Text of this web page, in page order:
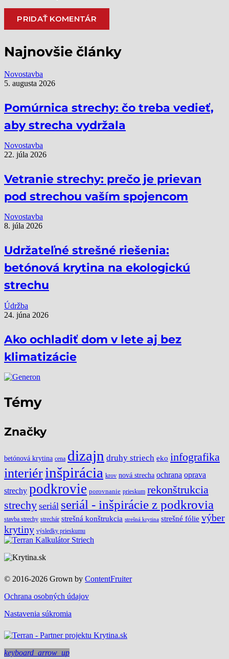
PRIDAŤ KOMENTÁR
Najnovšie články
Novostavba
5. augusta 2026
Pomúrnica strechy: čo treba vedieť,
aby strecha vydržala
Novostavba
22. júla 2026
Vetranie strechy: prečo je prievan
pod strechou vaším spojencom
Novostavba
8. júla 2026
Udržateľné strešné riešenia:
betónová krytina na ekologickú
strechu
Údržba
24. júna 2026
Ako ochladiť dom v lete aj bez
klimatizácie
Témy
Značky
betónová krytina cena dizajn druhy striech eko infografika
interiérinšpirácia krov nová strecha ochrana oprava
strechy podkrovie porovnanie prieskum rekonštrukcia
strechy seriál seriál - inšpirácie z podkrovia
stavba strechy strechár strešná konštrukcia strešná krytina strešné fólie výber
krytiny výsledky prieskumu
© 2016-2026 Grown by ContentFruiter
Ochrana osobných údajov
Nastavenia súkromia
keyboard_arrow_up